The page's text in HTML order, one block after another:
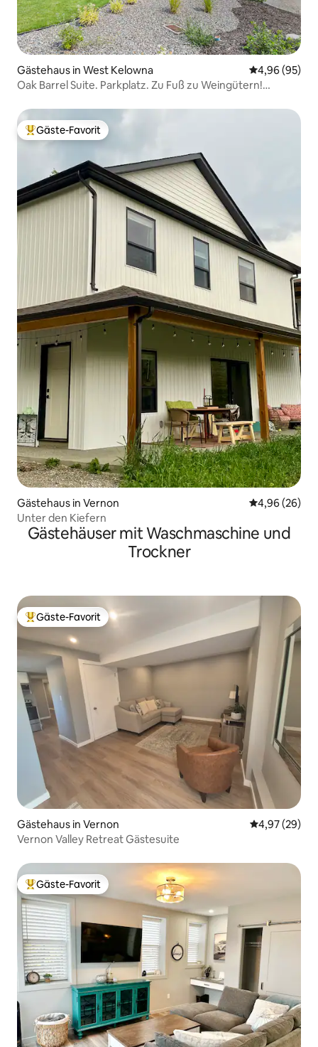
Gästehaus in West Kelowna
4,96 (95)
Oak Barrel Suite. Parkplatz. Zu Fuß zu Weingütern!
Beliebter Gäste-Favorit.
Gäste-Favorit
Gästehaus in Vernon
4,96 (26)
Unter den Kiefern
Gästehäuser mit Waschmaschine und
Trockner
Beliebter Gäste-Favorit.
Gäste-Favorit
Gästehaus in Vernon
4,97 (29)
Vernon Valley Retreat Gästesuite
Beliebter Gäste-Favorit.
Gäste-Favorit